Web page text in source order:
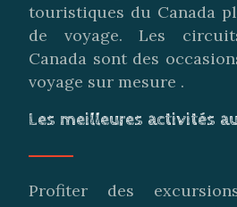
touristiques du Canada
de voyage. Les
Canada sont des
voyage sur mesure .
Les meilleures activités
Profiter des